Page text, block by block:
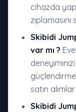
cihazda
Skibidi
var mı?
satın
Skibidi